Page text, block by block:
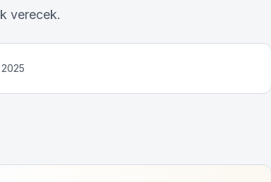
verecek.
2025